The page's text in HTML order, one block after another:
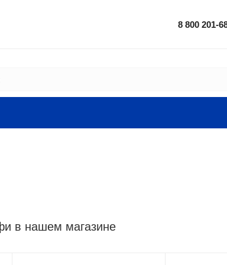
8 800 201-
в нашем магазине